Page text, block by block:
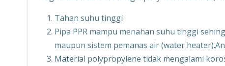
Tahan suhu tinggi
Pipa PPR mampu menahan suhu tinggi
maupun sistem pemanas air (water
Material polypropylene tidak mengalami